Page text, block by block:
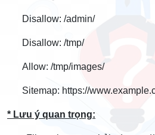
Disallow: /admin/
Disallow: /tmp/
Allow: /tmp/images/
Sitemap: https://
* Lưu ý quan trọng: